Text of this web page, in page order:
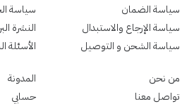
سياسة الضمان
سياسة الإرجاع والاستبدال
سياسة الشحن و التوصيل
سياسة
النشرة
الأسئلة
من نحن
تواصل معنا
المدونة
حسابي